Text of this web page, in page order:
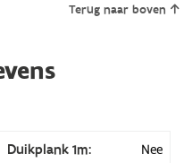
Terug naar boven
Duikplank 1m: Nee